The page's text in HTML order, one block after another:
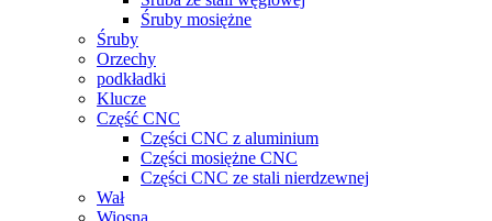
Śruby mosiężne
Śruby
Orzechy
podkładki
Klucze
Część CNC
Części CNC z aluminium
Części mosiężne CNC
Części CNC ze stali nierdzewnej
Wał